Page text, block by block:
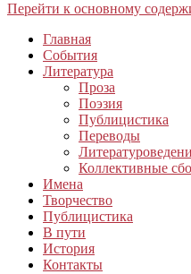
Перейти к основному
Главная
События
Литература
Проза
Поэзия
Публицистика
Переводы
Коллективные
Имена
Творчество
Публицистика
В пути
История
Контакты